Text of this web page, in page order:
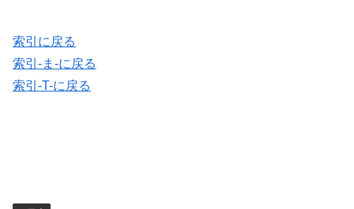
索引に戻る
索引-ま-に戻る
索引-T-に戻る